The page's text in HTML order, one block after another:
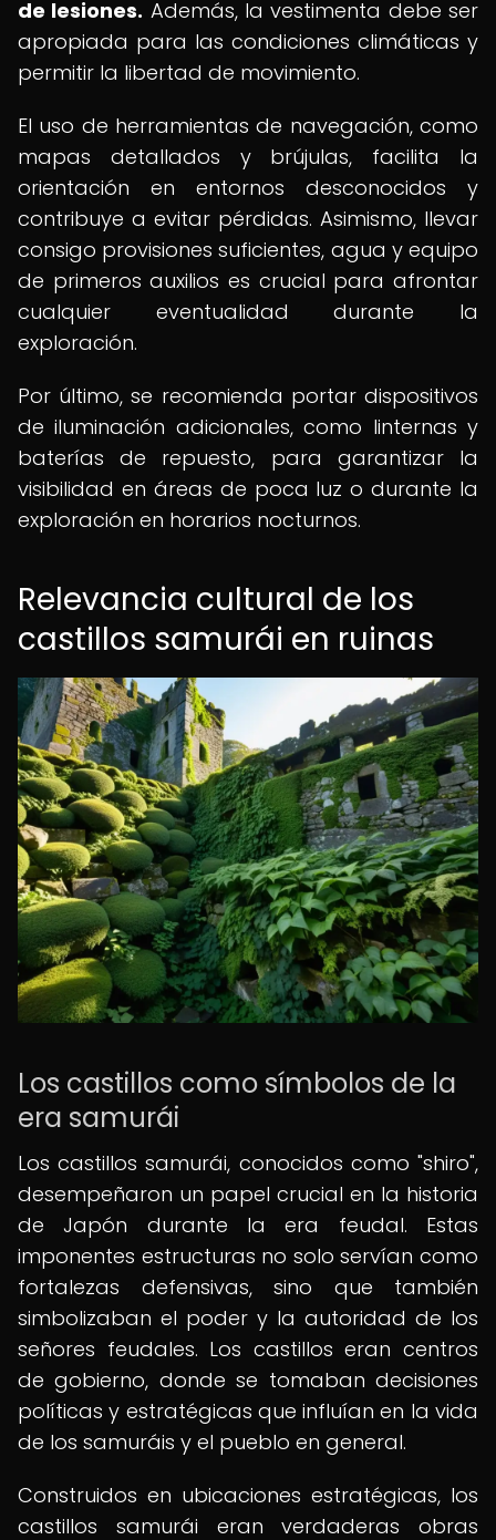
de lesiones. Además, la vestimenta debe ser
apropiada para las condiciones climáticas y
permitir la libertad de movimiento.
El uso de herramientas de navegación, como
mapas detallados y brújulas, facilita la
orientación en entornos desconocidos y
contribuye a evitar pérdidas. Asimismo, llevar
consigo provisiones suficientes, agua y equipo
de primeros auxilios es crucial para afrontar
cualquier eventualidad durante la
exploración.
Por último, se recomienda portar dispositivos
de iluminación adicionales, como linternas y
baterías de repuesto, para garantizar la
visibilidad en áreas de poca luz o durante la
exploración en horarios nocturnos.
Relevancia cultural de los
castillos samurái en ruinas
Los castillos como símbolos de la
era samurái
Los castillos samurái, conocidos como "shiro",
desempeñaron un papel crucial en la historia
de Japón durante la era feudal. Estas
imponentes estructuras no solo servían como
fortalezas defensivas, sino que también
simbolizaban el poder y la autoridad de los
señores feudales. Los castillos eran centros
de gobierno, donde se tomaban decisiones
políticas y estratégicas que influían en la vida
de los samuráis y el pueblo en general.
Construidos en ubicaciones estratégicas, los
castillos samurái eran verdaderas obras